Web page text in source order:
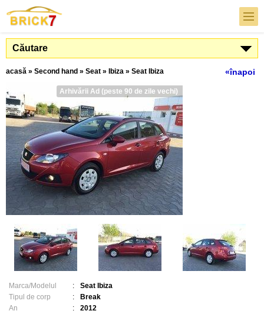
Căutare
«înapoi
acasă » Second hand » Seat » Ibiza » Seat Ibiza
Arhivării Ad (peste 90 de zile vechi)
Marca/Modelul :
Seat Ibiza
Tipul de corp
:
Break
An
:
2012